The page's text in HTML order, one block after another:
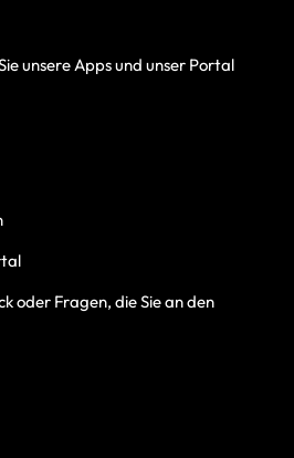
unsere Apps und unser Portal
oder Fragen, die Sie an den